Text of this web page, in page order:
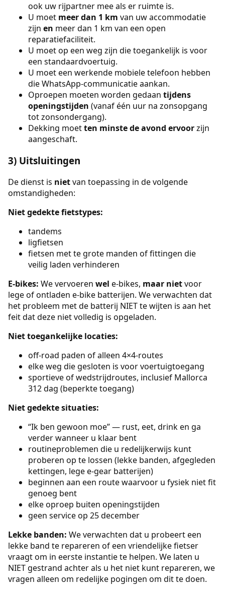
ook uw rijpartner mee als er ruimte is.
U moet meer dan 1 km van uw accommodatie
zijn en meer dan 1 km van een open
reparatiefaciliteit.
U moet op een weg zijn die toegankelijk is voor
een standaardvoertuig.
U moet een werkende mobiele telefoon hebben
die WhatsApp-communicatie aankan.
Oproepen moeten worden gedaan tijdens
openingstijden (vanaf één uur na zonsopgang
tot zonsondergang).
Dekking moetten minste de avond ervoorzijn
aangeschaft.
3) Uitsluitingen
De dienst is nietvan toepassing in de volgende
omstandigheden:
Niet gedekte fietstypes:
tandems
ligfietsen
fietsen met te grote manden of fittingen die
veilig laden verhinderen
E-bikes: We vervoeren wel e-bikes, maar nietvoor
lege of ontladen e-bike batterijen. We verwachten dat
het probleem met de batterij NIET te wijten is aan het
feit dat deze niet volledig is opgeladen.
Niet toegankelijke locaties:
off-road paden of alleen 4×4-routes
elke weg die gesloten is voor voertuigtoegang
sportieve of wedstrijdroutes, inclusief Mallorca
312 dag (beperkte toegang)
Niet gedekte situaties:
“Ik ben gewoon moe” — rust, eet, drink en ga
verder wanneer u klaar bent
routineproblemen die u redelijkerwijs kunt
proberen op te lossen (lekke banden, afgegleden
kettingen, lege e-gear batterijen)
beginnen aan een route waarvoor u fysiek niet fit
genoeg bent
elke oproep buiten openingstijden
geen service op 25 december
Lekke banden: We verwachten dat u probeert een
lekke band te repareren of een vriendelijke fietser
vraagt om in eerste instantie te helpen. We laten u
NIET gestrand achter als u het niet kunt repareren, we
vragen alleen om redelijke pogingen om dit te doen.